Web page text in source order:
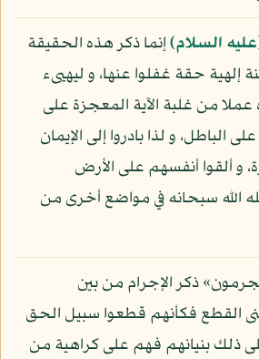
السلام)إنما ذكر هذه الحقيقة
حقة غفلوا عنها، و ليهيىء
من غلبة الآية المعجزة على
و لذا بادروا إلى الإيمان
و ألقوا أنفسهم على الأرض
الله سبحانه في مواضع أخرى من
ذكر الإجرام من بين
القطع فكأنهم قطعوا سبيل الحق
ذلك بنيانهم فهم على كراهية من